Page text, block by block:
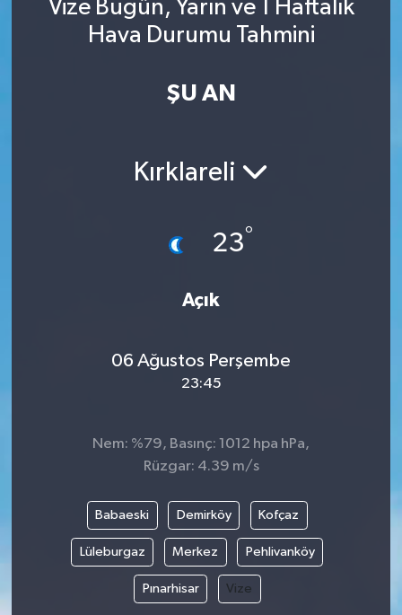
Vize Bugün, Yarın ve 1 Haftalık
Hava Durumu Tahmini
ŞU AN
Kırklareli
23°
Açık
06 Ağustos Perşembe
23:45
Nem: %79, Basınç: 1012 hpa hPa,
Rüzgar: 4.39 m/s
Babaeski Demirköy Kofçaz
Lüleburgaz Merkez Pehlivanköy
Pınarhisar Vize